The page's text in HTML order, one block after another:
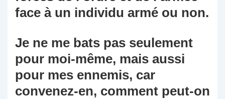
face à un individu armé ou non.
Je ne me bats pas seulement
pour moi-même, mais aussi
pour mes ennemis, car
convenez-en, comment peut-on